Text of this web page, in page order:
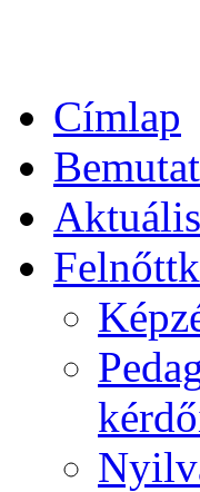
Címlap